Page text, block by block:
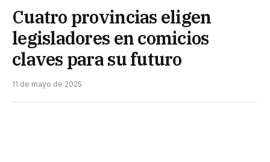
Cuatro provincias eligen
legisladores en comicios
claves para su futuro
11 de mayo de 2025